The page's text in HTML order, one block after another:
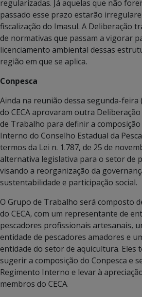
regularizadas. Já aquelas que não
passado esse prazo estarão
fiscalização do Imasul. A Deliberação
de normativas que passam a vigorar
licenciamento ambiental dessas
região em que se aplica.
Conpesca
Ainda na reunião dessa segunda-feira
do CECA aprovaram outra
de Trabalho para definir a
Interno do Conselho Estadual da
termos da Lei n. 1.787, de 25 de
alternativa legislativa para o setor de
visando a reorganização da
sustentabilidade e participação social.
O Grupo de Trabalho será composto
do CECA, com um representante de
pescadores profissionais artesanais,
entidade de pescadores amadores e
entidade do setor de aquicultura. Eles
sugerir a composição do Conpesca e
Regimento Interno e levar à
membros do CECA.